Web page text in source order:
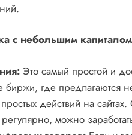
с небольшим капиталом
Это самый простой и
биржи, где предлагаются
действий на
можно